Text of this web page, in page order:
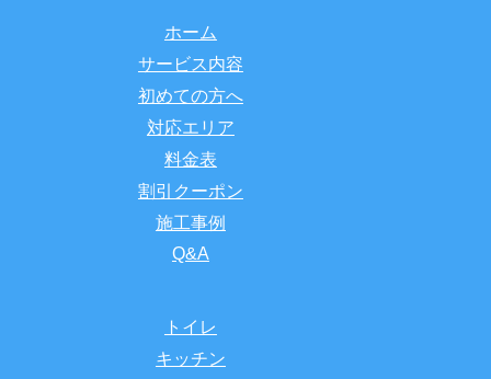
ホーム
サービス内容
初めての方へ
対応エリア
料金表
割引クーポン
施工事例
Q&A
トイレ
キッチン